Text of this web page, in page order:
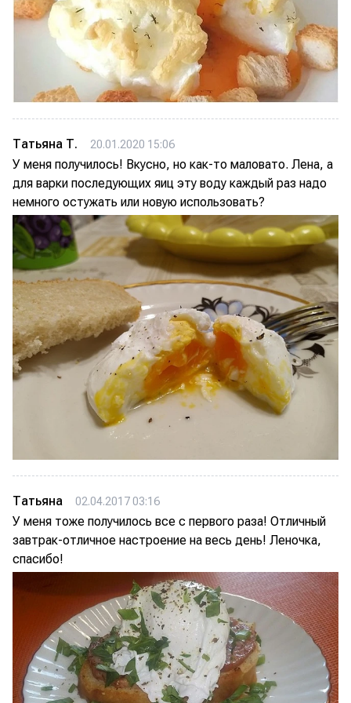
Татьяна Т. 20.01.2020 15:06
У меня получилось! Вкусно, но как-то маловато. Лена, а
для варки последующих яиц эту воду каждый раз надо
немного остужать или новую использовать?
Татьяна 02.04.2017 03:16
У меня тоже получилось все с первого раза! Отличный
завтрак-отличное настроение на весь день! Леночка,
спасибо!